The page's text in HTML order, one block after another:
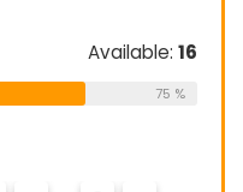
Available: 16
75 %